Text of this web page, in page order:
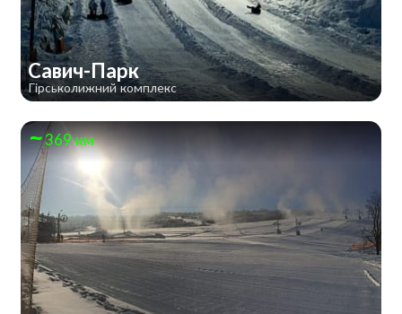
Савич-Парк
Гірськолижний комплекс
369 км